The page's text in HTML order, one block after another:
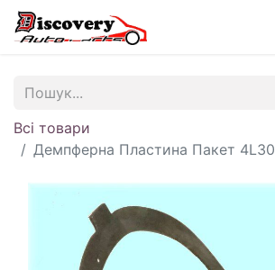
Всі товари
Демпферна Пластина Пакет